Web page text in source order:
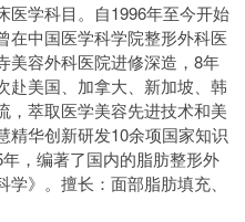
医学科目。自1996年至今开始
在中国医学科学院整形外科医
美容外科医院进修深造，8年
赴美国、加拿大、新加坡、韩
，萃取医学美容先进技术和美
精华创新研发10余项国家知识
，编著了国内的脂肪整形外
》。擅长：面部脂肪填充、